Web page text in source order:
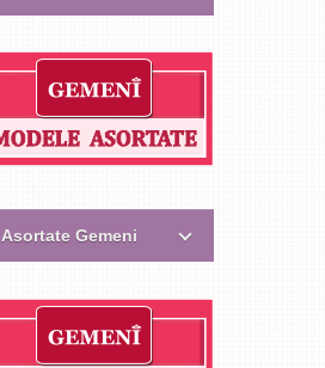
Asortate Gemeni